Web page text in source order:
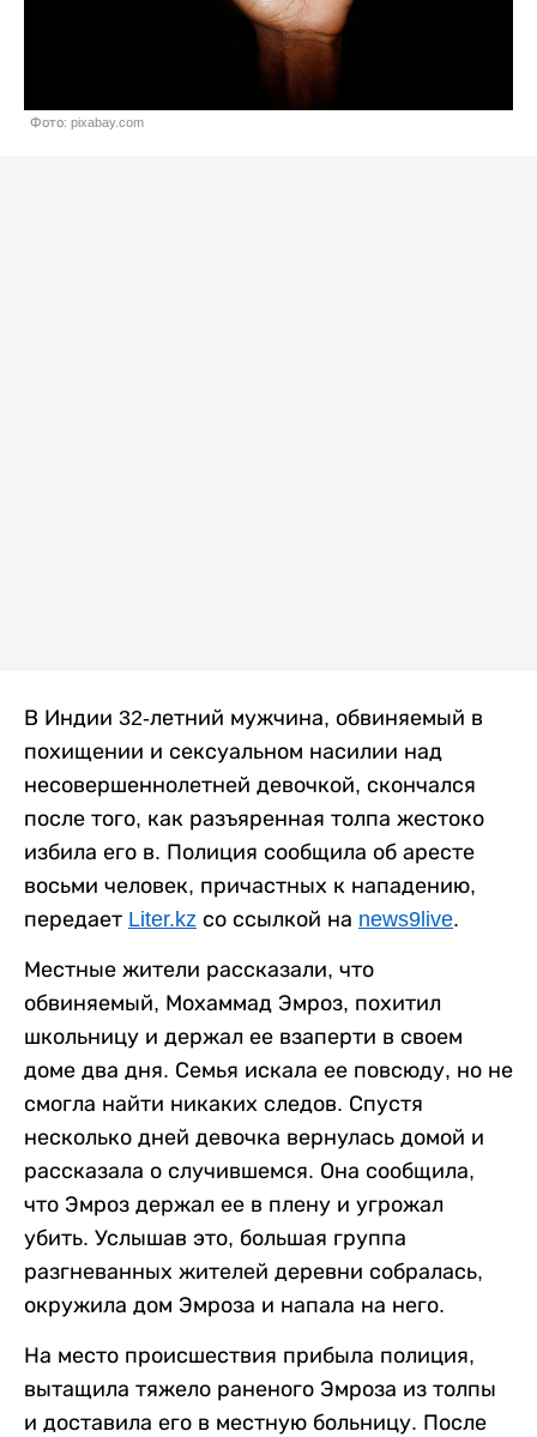
Фото: pixabay.com
В Индии 32-летний мужчина, обвиняемый в
похищении и сексуальном насилии над
несовершеннолетней девочкой, скончался
после того, как разъяренная толпа жестоко
избила его в. Полиция сообщила об аресте
восьми человек, причастных к нападению,
передает Liter.kz со ссылкой на news9live.
Местные жители рассказали, что
обвиняемый, Мохаммад Эмроз, похитил
школьницу и держал ее взаперти в своем
доме два дня. Семья искала ее повсюду, но не
смогла найти никаких следов. Спустя
несколько дней девочка вернулась домой и
рассказала о случившемся. Она сообщила,
что Эмроз держал ее в плену и угрожал
убить. Услышав это, большая группа
разгневанных жителей деревни собралась,
окружила дом Эмроза и напала на него.
На место происшествия прибыла полиция,
вытащила тяжело раненого Эмроза из толпы
и доставила его в местную больницу. После